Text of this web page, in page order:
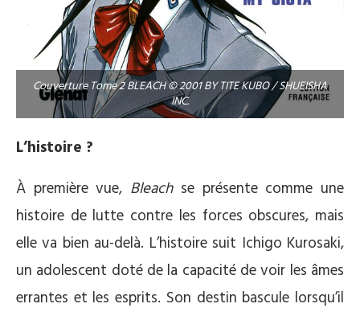
Couverture Tome 2 BLEACH © 2001 BY TITE KUBO / SHUEISHA
INC.
L’histoire ?
À première vue, Bleachse présente comme une
histoire de lutte contre les forces obscures, mais
elle va bien au-delà. L’histoire suit Ichigo Kurosaki,
un adolescent doté de la capacité de voir les âmes
errantes et les esprits. Son destin bascule lorsqu’il